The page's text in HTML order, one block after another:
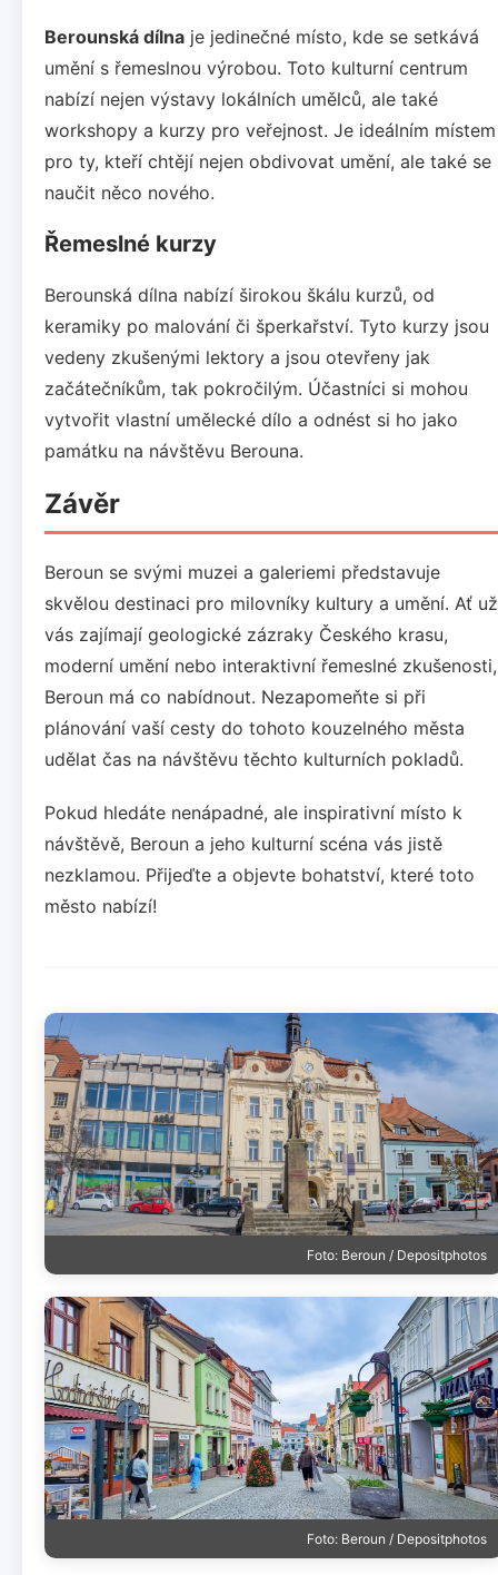
Berounská dílna je jedinečné místo, kde se setkává
umění s řemeslnou výrobou. Toto kulturní centrum
nabízí nejen výstavy lokálních umělců, ale také
workshopy a kurzy pro veřejnost. Je ideálním místem
pro ty, kteří chtějí nejen obdivovat umění, ale také se
naučit něco nového.
Řemeslné kurzy
Berounská dílna nabízí širokou škálu kurzů, od
keramiky po malování či šperkařství. Tyto kurzy jsou
vedeny zkušenými lektory a jsou otevřeny jak
začátečníkům, tak pokročilým. Účastníci si mohou
vytvořit vlastní umělecké dílo a odnést si ho jako
památku na návštěvu Berouna.
Závěr
Beroun se svými muzei a galeriemi představuje
skvělou destinaci pro milovníky kultury a umění. Ať už
vás zajímají geologické zázraky Českého krasu,
moderní umění nebo interaktivní řemeslné zkušenosti,
Beroun má co nabídnout. Nezapomeňte si při
plánování vaší cesty do tohoto kouzelného města
udělat čas na návštěvu těchto kulturních pokladů.
Pokud hledáte nenápadné, ale inspirativní místo k
návštěvě, Beroun a jeho kulturní scéna vás jistě
nezklamou. Přijeďte a objevte bohatství, které toto
město nabízí!
Foto: Beroun / Depositphotos
Foto: Beroun / Depositphotos